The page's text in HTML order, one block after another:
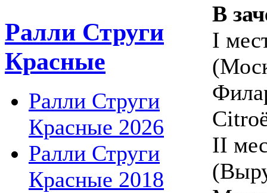
Ралли Струги
Красные
Ралли Струги
Красные 2026
Ралли Струги
Красные 2018
В
I
II